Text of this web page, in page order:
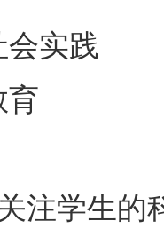
会实践
育
注学生